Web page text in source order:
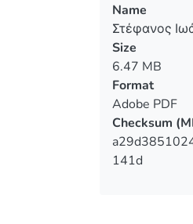
υπεράκτιες
την εξίσωση
Αρχικά, έγινε
λογισμικού
και
κατακόρυφο
έγινε
την βοήθεια
Name
Στέφανος
Size
6.47 MB
Format
Adobe PDF
Checksum
141d